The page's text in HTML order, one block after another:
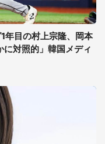
年目の村上宗隆、岡本
対照的」韓国メディ